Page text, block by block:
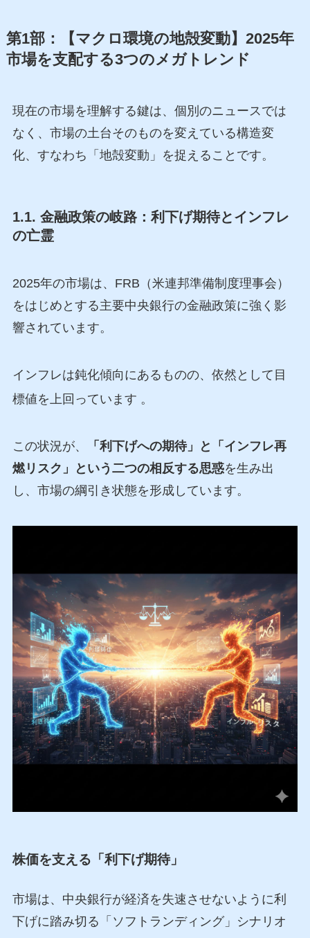
第1部：【マクロ環境の地殻変動】2025年
市場を支配する3つのメガトレンド
現在の市場を理解する鍵は、個別のニュースでは
なく、市場の土台そのものを変えている構造変
化、すなわち「地殻変動」を捉えることです。
1.1. 金融政策の岐路：利下げ期待とインフレ
の亡霊
2025年の市場は、FRB（米連邦準備制度理事会）
をはじめとする主要中央銀行の金融政策に強く影
響されています。
インフレは鈍化傾向にあるものの、依然として目
標値を上回っています 。
この状況が、
「利下げへの期待」と「インフレ再
燃リスク」という二つの相反する思惑を生み出
し、市場の綱引き状態を形成しています。
株価を支える「利下げ期待」
市場は、中央銀行が経済を失速させないように利
下げに踏み切る「ソフトランディング」シナリオ